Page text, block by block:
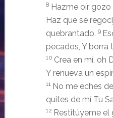
8 Hazme oír gozo
Haz que se
quebrantado. 9
pecados, Y borra
10 Crea en mí, oh
Y renueva un
11 No me eches
quites de mí Tu
12 Restitúyeme el